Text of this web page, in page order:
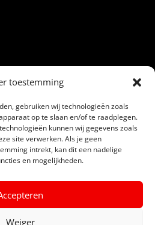
toestemming
gebruiken wij technologieën zoals
op te slaan en/of te raadplegen.
kunnen wij gegevens zoals
site verwerken. Als je geen
intrekt, kan dit een nadelige
en mogelijkheden.
Weiger